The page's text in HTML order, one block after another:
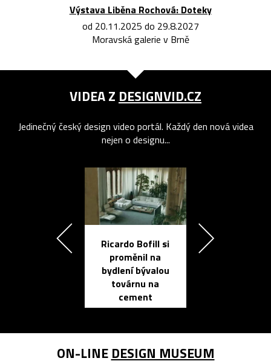
Výstava Liběna Rochová: Doteky
od 20.11.2025 do 29.8.2027
Moravská galerie v Brně
VIDEA Z DESIGNVID.CZ
Jedinečný český design video portál. Každý den nová videa
nejen o designu...
Ricardo Bofill si
proměnil na
bydlení bývalou
továrnu na
cement
ON-LINE DESIGN MUSEUM